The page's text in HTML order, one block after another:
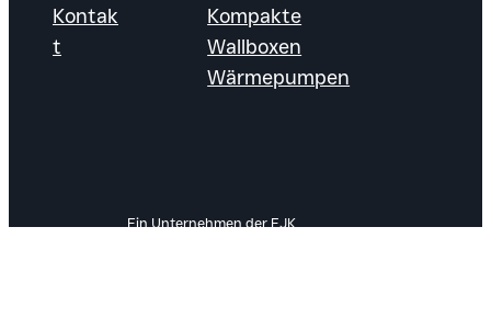
Kontak
t
Kompakte
Wallboxen
Wärmepumpen
Ein Unternehmen der EJK